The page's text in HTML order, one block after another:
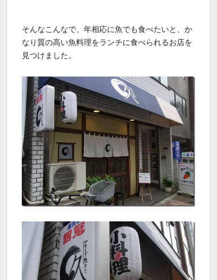
そんなこんなで、年相応に魚でも食べたいと、か
なり質の高い魚料理をランチに食べられるお店を
見つけました。